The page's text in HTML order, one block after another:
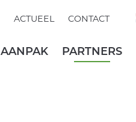
AANPAK PARTNERS
ACTUEEL CONTACT